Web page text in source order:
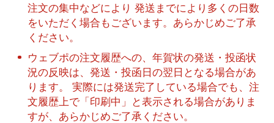
注文の集中などにより 発送までにより多くの日数
をいただく場合もございます。あらかじめご了承
ください。
ウェブポの注文履歴への、年賀状の発送・投函状
況の反映は、発送・投函日の翌日となる場合があ
ります。 実際には発送完了している場合でも、注
文履歴上で「印刷中」と表示される場合がありま
すが、あらかじめご了承ください。